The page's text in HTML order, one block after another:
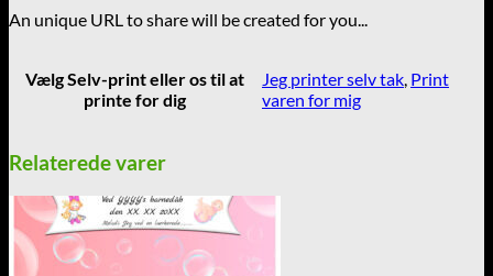
An unique URL to share will be created for you...
Vælg Selv-print eller os til at
printe for dig
Jeg printer selv tak Print
varen for mig
Relaterede varer